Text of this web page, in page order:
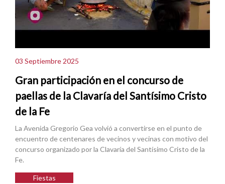
03 Septiembre 2025
Gran participación en el concurso de
paellas de la Clavaría del Santísimo Cristo
de la Fe
La Avenida Gregorio Gea volvió a convertirse en el punto de
encuentro de centenares de vecinos y vecinas con motivo del
concurso organizado por la Clavaría del Santísimo Cristo de la
Fe.
Fiestas